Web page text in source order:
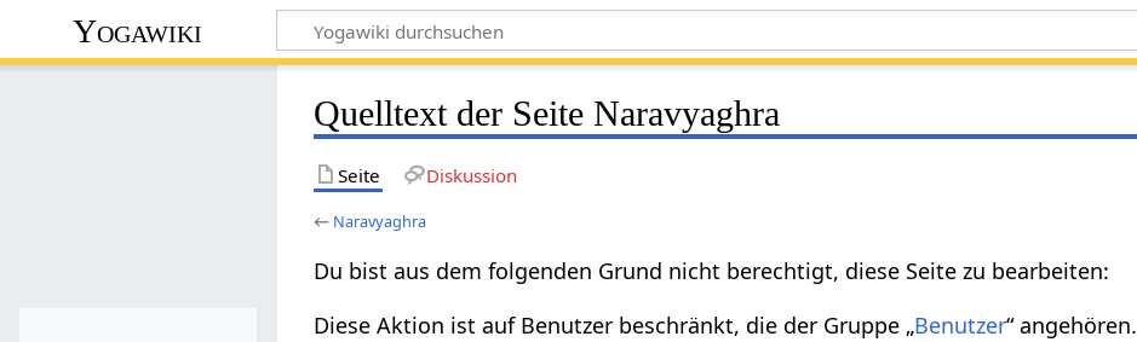
Yogawiki
Quelltext der Seite Naravyaghra
Seite Diskussion
← Naravyaghra
Du bist aus dem folgenden Grund nicht berechtigt, diese Seite zu bearbeiten:
Diese Aktion ist auf Benutzer beschränkt, die der Gruppe „Benutzer“ angehören.